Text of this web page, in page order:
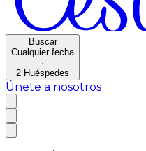
Buscar
Cualquier fecha
·
2 Huéspedes
Únete a nosotros